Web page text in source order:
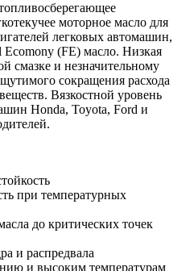
моторное масло для
легковых автомашин,
Ecomony (FE) масло. Низкая
смазке и незначительному
сокращения расхода
Вязкостной уровень
Honda, Toyota, Ford и
при температурных
до критических точек
и распредвала
и высоким температурам